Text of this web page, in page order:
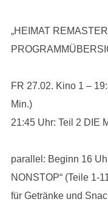
„HEIMAT
FR 27.02. Kino 1 –
Min.)
21:45 Uhr: Teil 2 DIE
parallel: Beginn 16
NONSTOP“ (Teile 1-
für Getränke und